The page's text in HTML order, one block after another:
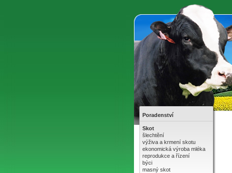
Poradenství
Skot
šlechtění
výživa a krmení skotu
ekonomická výroba mléka
reprodukce a řízení
býci
masný skot